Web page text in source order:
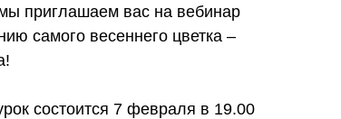
приглашаем вас на вебинар
самого весеннего цветка –
состоится 7 февраля в 19.00